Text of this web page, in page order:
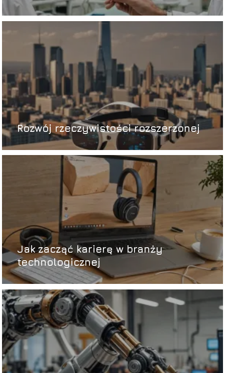
Rozwój rzeczywistości rozszerzonej
Jak zacząć karierę w branży
technologicznej